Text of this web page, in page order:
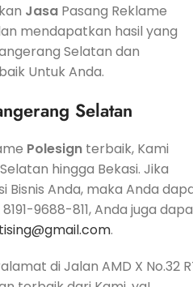
Jasa Pasang Reklame
mendapatkan hasil yang
Selatan dan
Untuk Anda.
Selatan
Polesign terbaik, Kami
hingga Bekasi. Jika
Bisnis Anda, maka Anda
9688-811, Anda juga
.
di Jalan AMD X No.32